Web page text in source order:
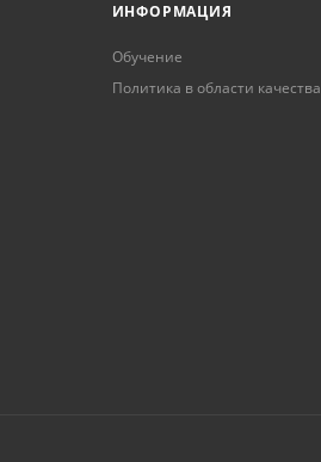
ИНФОРМАЦИЯ
Обучение
Политика в области качества